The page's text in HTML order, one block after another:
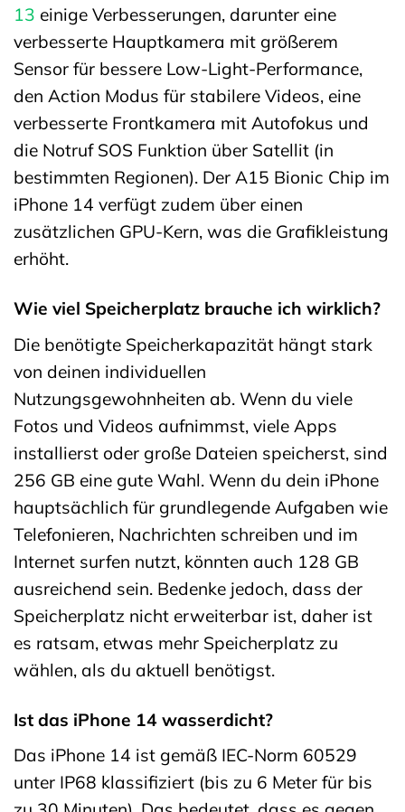
13 einige Verbesserungen, darunter eine
verbesserte Hauptkamera mit größerem
Sensor für bessere Low-Light-Performance,
den Action Modus für stabilere Videos, eine
verbesserte Frontkamera mit Autofokus und
die Notruf SOS Funktion über Satellit (in
bestimmten Regionen). Der A15 Bionic Chip im
iPhone 14 verfügt zudem über einen
zusätzlichen GPU-Kern, was die Grafikleistung
erhöht.
Wie viel Speicherplatz brauche ich wirklich?
Die benötigte Speicherkapazität hängt stark
von deinen individuellen
Nutzungsgewohnheiten ab. Wenn du viele
Fotos und Videos aufnimmst, viele Apps
installierst oder große Dateien speicherst, sind
256 GB eine gute Wahl. Wenn du dein iPhone
hauptsächlich für grundlegende Aufgaben wie
Telefonieren, Nachrichten schreiben und im
Internet surfen nutzt, könnten auch 128 GB
ausreichend sein. Bedenke jedoch, dass der
Speicherplatz nicht erweiterbar ist, daher ist
es ratsam, etwas mehr Speicherplatz zu
wählen, als du aktuell benötigst.
Ist das iPhone 14 wasserdicht?
Das iPhone 14 ist gemäß IEC-Norm 60529
unter IP68 klassifiziert (bis zu 6 Meter für bis